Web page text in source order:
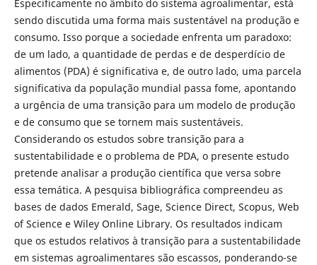
Especificamente no âmbito do sistema agroalimentar, está
sendo discutida uma forma mais sustentável na produção e
consumo. Isso porque a sociedade enfrenta um paradoxo:
de um lado, a quantidade de perdas e de desperdício de
alimentos (PDA) é significativa e, de outro lado, uma parcela
significativa da população mundial passa fome, apontando
a urgência de uma transição para um modelo de produção
e de consumo que se tornem mais sustentáveis.
Considerando os estudos sobre transição para a
sustentabilidade e o problema de PDA, o presente estudo
pretende analisar a produção científica que versa sobre
essa temática. A pesquisa bibliográfica compreendeu as
bases de dados Emerald, Sage, Science Direct, Scopus, Web
of Science e Wiley Online Library. Os resultados indicam
que os estudos relativos à transição para a sustentabilidade
em sistemas agroalimentares são escassos, ponderando-se